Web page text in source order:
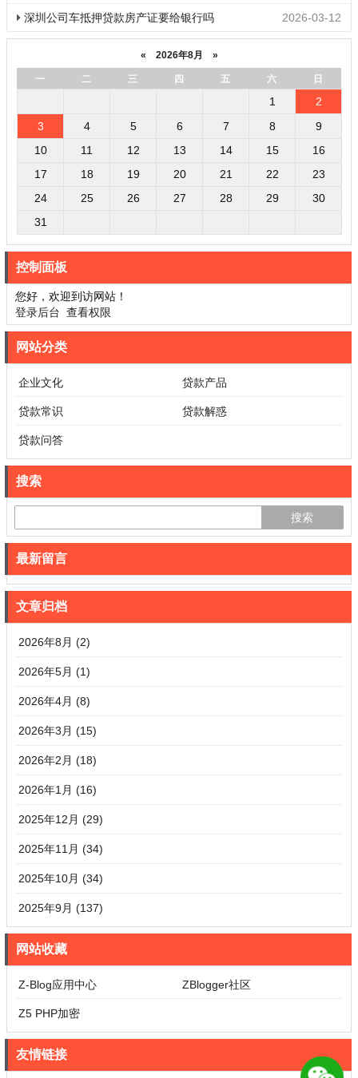
2026-03-12
深圳公司车抵押贷款房产证要给银行吗
« 2026年8月 »
一 二 三 四 五 六 日
1
2
3
4 5 6 7 8
9
10
11 12 13 14 15
16
17
18 19 20 21 22
23
24
25 26 27 28 29
30
31
控制面板
您好，欢迎到访网站！
登录后台 查看权限
网站分类
企业文化 贷款产品
贷款常识 贷款解惑
贷款问答
搜索
最新留言
文章归档
2026年8月 (2)
2026年5月 (1)
2026年4月 (8)
2026年3月 (15)
2026年2月 (18)
2026年1月 (16)
2025年12月 (29)
2025年11月 (34)
2025年10月 (34)
2025年9月 (137)
网站收藏
Z-Blog应用中心 ZBlogger社区
Z5 PHP加密
友情链接